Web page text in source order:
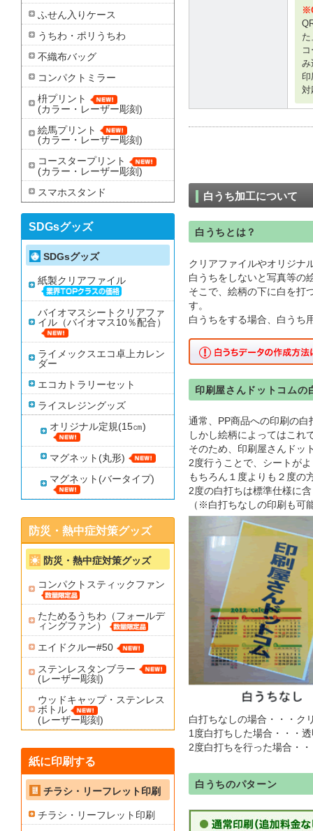
み
対
白うち加工について
白うちとは？
クリアファイルやオリジナ
白うちをしないと写真等の
そこで、絵柄の下に白を打
す。
白うちをする場合、白うち
印刷屋さんドットコムの
通常、PP商品への印刷の
しかし絵柄によってはこれ
そのため、印刷屋さんドッ
2度行うことで、シートが
もちろん１度よりも２度の
2度の白打ちは標準仕様に
（※白打ちなしの印刷も可
白打ちなしの場合・・・ク
1度白打ちした場合・・・
2度白打ちを行った場合・
白うちのパターン
ふせん入りケース
うちわ・ポリうちわ
不織布バッグ
コンパクトミラー
枡プリント
(カラー・レーザー彫刻)
絵馬プリント
(カラー・レーザー彫刻)
コースタープリント
(カラー・レーザー彫刻)
スマホスタンド
SDGsグッズ
SDGsグッズ
紙製クリアファイル
バイオマスシートクリアファ
イル（バイオマス10％配合）
ライメックスエコ卓上カレン
ダー
エコカトラリーセット
ライスレジングッズ
オリジナル定規(15㎝)
マグネット(丸形)
マグネット(バータイプ)
防災・熱中症対策グッズ
防災・熱中症対策グッズ
コンパクトスティックファン
たためるうちわ（フォールデ
ィングファン）
エイドクルー#50
ステンレスタンブラー
(レーザー彫刻)
ウッドキャップ・ステンレス
ボトル
(レーザー彫刻)
紙に印刷する
チラシ・リーフレット印刷
チラシ・リーフレット印刷